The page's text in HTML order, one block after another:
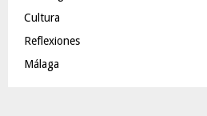
Cultura
Reflexiones
Málaga